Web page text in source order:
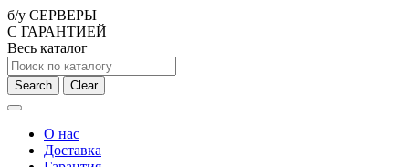
б/у СЕРВЕРЫ
С ГАРАНТИЕЙ
Весь каталог
Search Clear
О нас
Доставка